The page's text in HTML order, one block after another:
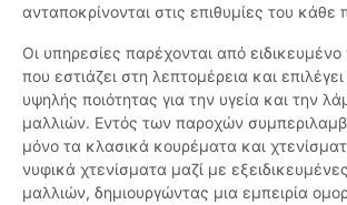
ανταποκρίνονται στις επιθυμίες του κάθε
Οι υπηρεσίες παρέχονται από
που εστιάζει στη λεπτομέρεια και
υψηλής ποιότητας για την υγεία και την
μαλλιών. Εντός των παροχών
μόνο τα κλασικά κουρέματα και
νυφικά χτενίσματα μαζί με
μαλλιών, δημιουργώντας μια εμπειρία